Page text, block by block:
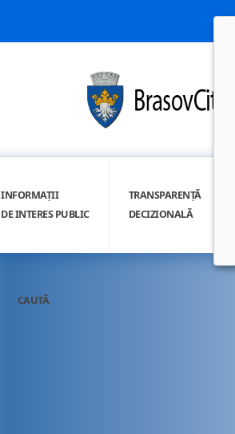
INFORMAȚII
DE INTERES PUBLIC
TRANSPARENȚĂ
DECIZIONALĂ
CAUTĂ